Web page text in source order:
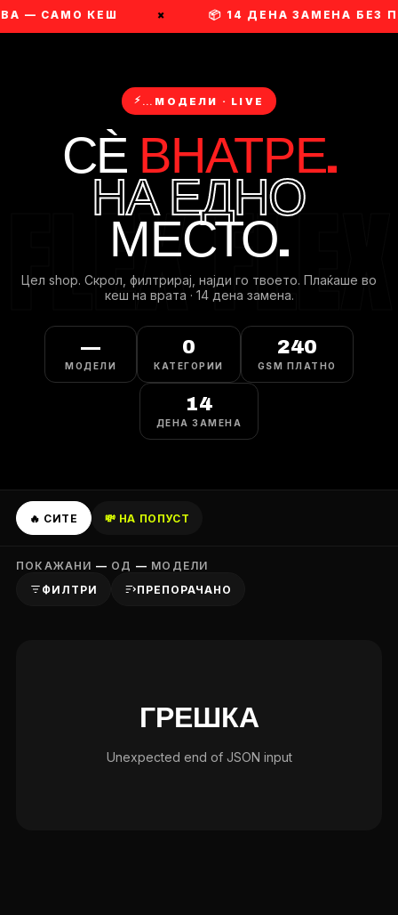
— САМО КЕШ × 📦 14 ДЕНА ЗАМЕНА БЕЗ
⚡ … МОДЕЛИ · LIVE
СЀ ВНАТРЕ.
НА ЕДНО
МЕСТО.
Цел shop. Скрол, филтрирaj, најди го твоето. Плаќаше во
кеш на врата · 14 дена замена.
—
МОДЕЛИ
0
КАТЕГОРИИ
240
GSM ПЛАТНО
14
ДЕНА ЗАМЕНА
🔥 СИТЕ 💸 НА ПОПУСТ
ПОКАЖАНИ — ОД — МОДЕЛИ
ФИЛТРИ
ПРЕПОРАЧАНО
ГРЕШКА
Unexpected end of JSON input